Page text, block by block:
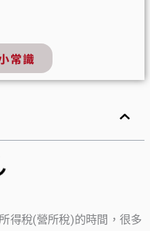
常識
得稅(營所稅)的時間，很多